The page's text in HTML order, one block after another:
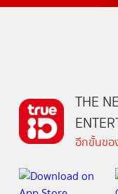
THE
อีกขั้นขอ